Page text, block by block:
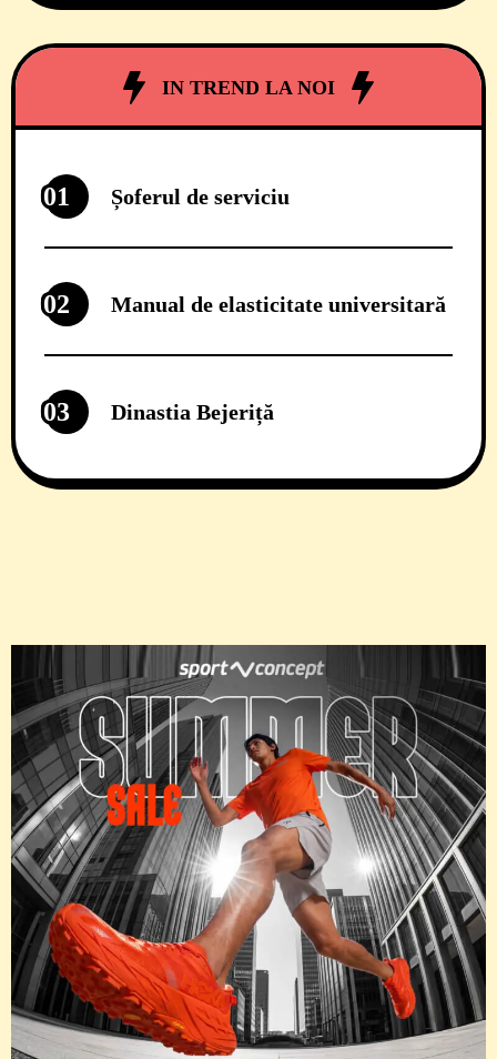
examinare a ablităților profesionale. Pe
medicii de rețea,
IN TREND LA NOI
01 Șoferul de serviciu
02 Manual de elasticitate universitară
03 Dinastia Bejeriță